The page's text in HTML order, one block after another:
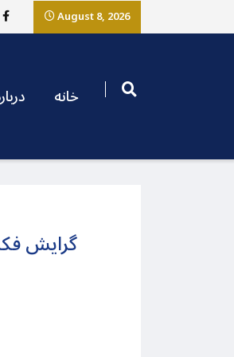
August 8, 2026
خانه
گرایش